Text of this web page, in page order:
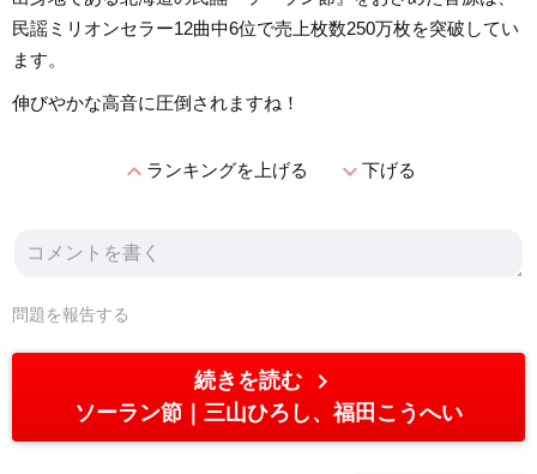
民謡ミリオンセラー12曲中6位で売上枚数250万枚を突破してい
ます。
伸びやかな高音に圧倒されますね！
expand_lessランキングを上げる expand_more下げる
問題を報告する
続きを読む chevron_right
ソーラン節 三山ひろし、福田こうへい